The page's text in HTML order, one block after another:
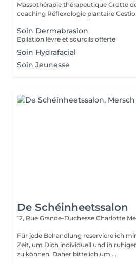
Massothérapie thérapeutique Grotte
coaching Réflexologie plantaire
Soin Dermabrasion
Epilation lèvre et sourcils offerte
Soin Hydrafacial
Soin Jeunesse
De Schéinheetssalon
12, Rue Grande-Duchesse Charlotte
Für jede Behandlung reserviere ich
Zeit, um Dich individuell und in
zu können. Daher bitte ich um ...